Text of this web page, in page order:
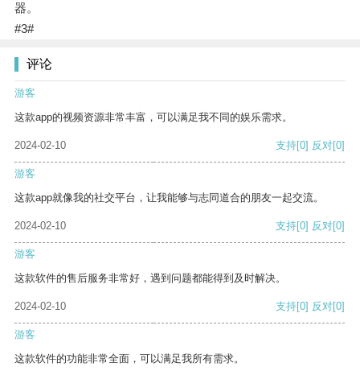
器。
#3#
评论
游客
这款app的视频资源非常丰富，可以满足我不同的娱乐需求。
2024-02-10 支持[0] 反对[0]
游客
这款app就像我的社交平台，让我能够与志同道合的朋友一起交流。
2024-02-10 支持[0] 反对[0]
游客
这款软件的售后服务非常好，遇到问题都能得到及时解决。
2024-02-10 支持[0] 反对[0]
游客
这款软件的功能非常全面，可以满足我所有需求。